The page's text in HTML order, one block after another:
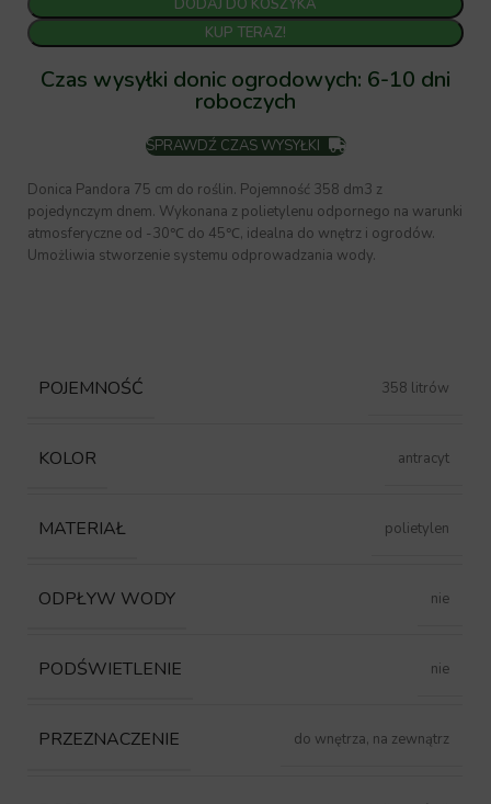
DODAJ DO KOSZYKA
KUP TERAZ!
Czas wysyłki donic ogrodowych: 6-10 dni
roboczych
SPRAWDŹ CZAS WYSYŁKI
Donica Pandora 75 cm do roślin. Pojemność 358 dm3 z
pojedynczym dnem. Wykonana z polietylenu odpornego na warunki
atmosferyczne od -30℃ do 45℃, idealna do wnętrz i ogrodów.
Umożliwia stworzenie systemu odprowadzania wody.
POJEMNOŚĆ 358 litrów
KOLOR antracyt
MATERIAŁ polietylen
ODPŁYW WODY nie
PODŚWIETLENIE nie
PRZEZNACZENIE do wnętrza, na zewnątrz